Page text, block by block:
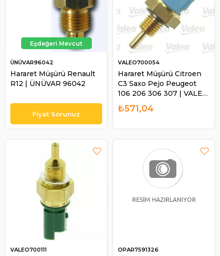
Hararet Müşürü Renault
R12 | ÜNÜVAR 96042
ÜNÜVAR96042
Hararet Müşürü Citroen
C3 Saxo Pejo Peugeot
106 206 306 307 | VALEO
700054
VALEO700054
₺571,04
VALEO700111 OPAR7591326